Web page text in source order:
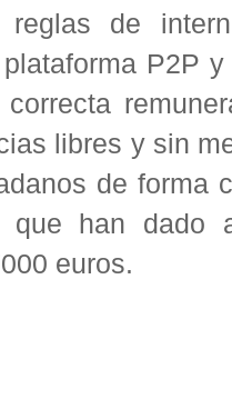
de
P2P
libres y sin
de forma
que han dado
euros.